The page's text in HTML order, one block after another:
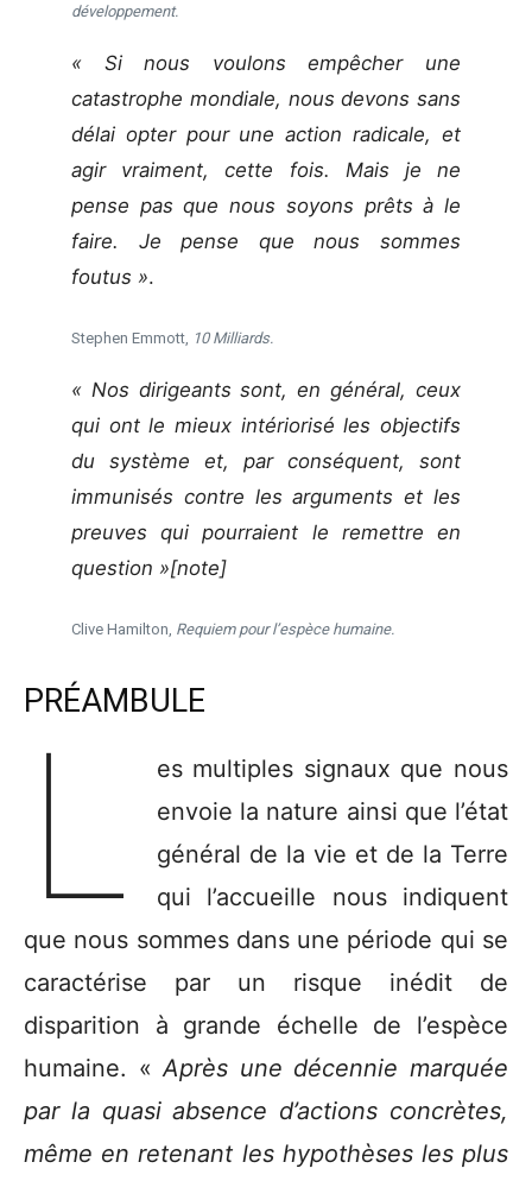
développement.
« Si nous voulons empêcher une
catastrophe mondiale, nous devons sans
délai opter pour une action radicale, et
agir vraiment, cette fois. Mais je ne
pense pas que nous soyons prêts à le
faire. Je pense que nous sommes
foutus ».
Stephen Emmott, 10 Milliards.
« Nos dirigeants sont, en général, ceux
qui ont le mieux intériorisé les objectifs
du système et, par conséquent, sont
immunisés contre les arguments et les
preuves qui pourraient le remettre en
question »[note]
Clive Hamilton, Requiem pour l’espèce humaine.
PRÉAMBULE
L
es multiples signaux que nous
envoie la nature ainsi que l’état
général de la vie et de la Terre
qui l’accueille nous indiquent
que nous sommes dans une période qui se
caractérise par un risque inédit de
disparition à grande échelle de l’espèce
humaine. «Après une décennie marquée
par la quasi absence d’actions concrètes,
même en retenant les hypothèses les plus